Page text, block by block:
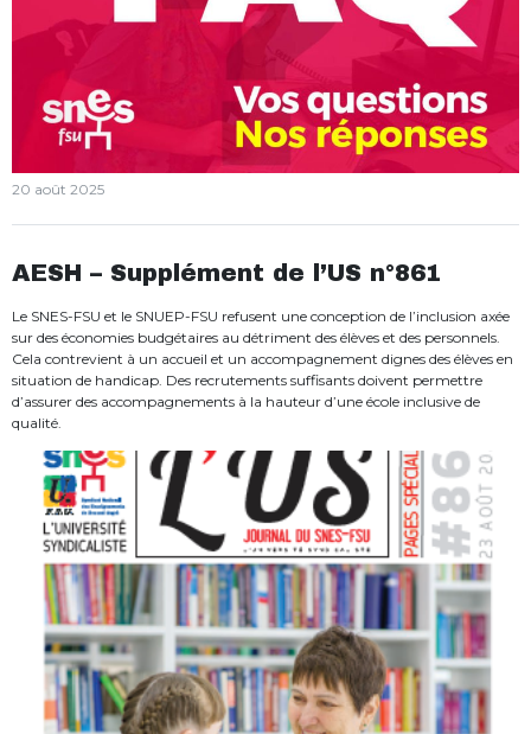
20 août 2025
AESH – Supplément de l’US n°861
Le SNES-FSU et le SNUEP-FSU refusent une conception de l’inclusion axée
sur des économies budgétaires au détriment des élèves et des personnels.
Cela contrevient à un accueil et un accompagnement dignes des élèves en
situation de handicap. Des recrutements suffisants doivent permettre
d’assurer des accompagnements à la hauteur d’une école inclusive de
qualité.